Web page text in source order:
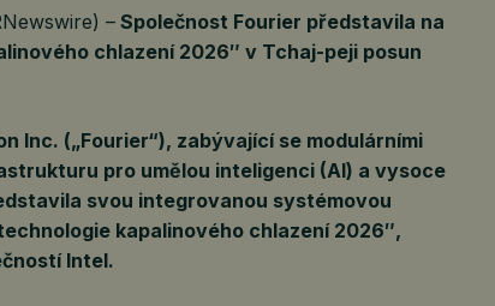
– Společnost Fourier představila na
chlazení 2026″ v Tchaj-peji posun
Inc. („Fourier“), zabývající se modulárními
pro umělou inteligenci (AI) a vysoce
svou integrovanou systémovou
kapalinového chlazení 2026″,
Intel.